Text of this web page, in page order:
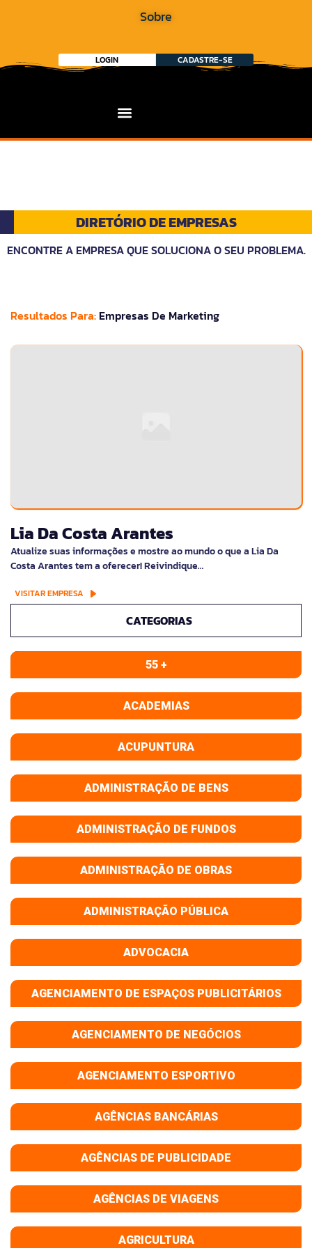
Sobre
LOGIN CADASTRE-SE
DIRETÓRIO DE EMPRESAS
ENCONTRE A EMPRESA QUE SOLUCIONA O SEU PROBLEMA.
Resultados Para: Empresas De Marketing
Lia Da Costa Arantes
Atualize suas informações e mostre ao mundo o que a Lia Da
Costa Arantes tem a oferecer! Reivindique…
VISITAR EMPRESA
CATEGORIAS
55 +
ACADEMIAS
ACUPUNTURA
ADMINISTRAÇÃO DE BENS
ADMINISTRAÇÃO DE FUNDOS
ADMINISTRAÇÃO DE OBRAS
ADMINISTRAÇÃO PÚBLICA
ADVOCACIA
AGENCIAMENTO DE ESPAÇOS PUBLICITÁRIOS
AGENCIAMENTO DE NEGÓCIOS
AGENCIAMENTO ESPORTIVO
AGÊNCIAS BANCÁRIAS
AGÊNCIAS DE PUBLICIDADE
AGÊNCIAS DE VIAGENS
AGRICULTURA